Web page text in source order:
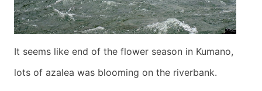
It seems like end of the flower season in Kumano,
lots of azalea was blooming on the riverbank.